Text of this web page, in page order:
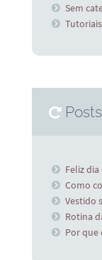
Sem
Feliz dia
Como
Vestido
Rotina
Por que